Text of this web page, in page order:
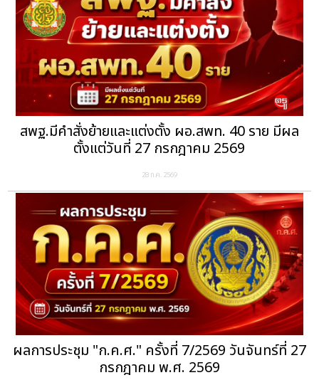
สพฐ.มีคำสั่งย้ายและแต่งตั้ง ผอ.สพท. 40 ราย มีผล
ตั้งแต่วันที่ 27 กรกฎาคม 2569
28 ก.ค. 2569
ผลการประชุม "ก.ค.ศ." ครั้งที่ 7/2569 วันจันทร์ที่ 27
กรกฎาคม พ.ศ. 2569